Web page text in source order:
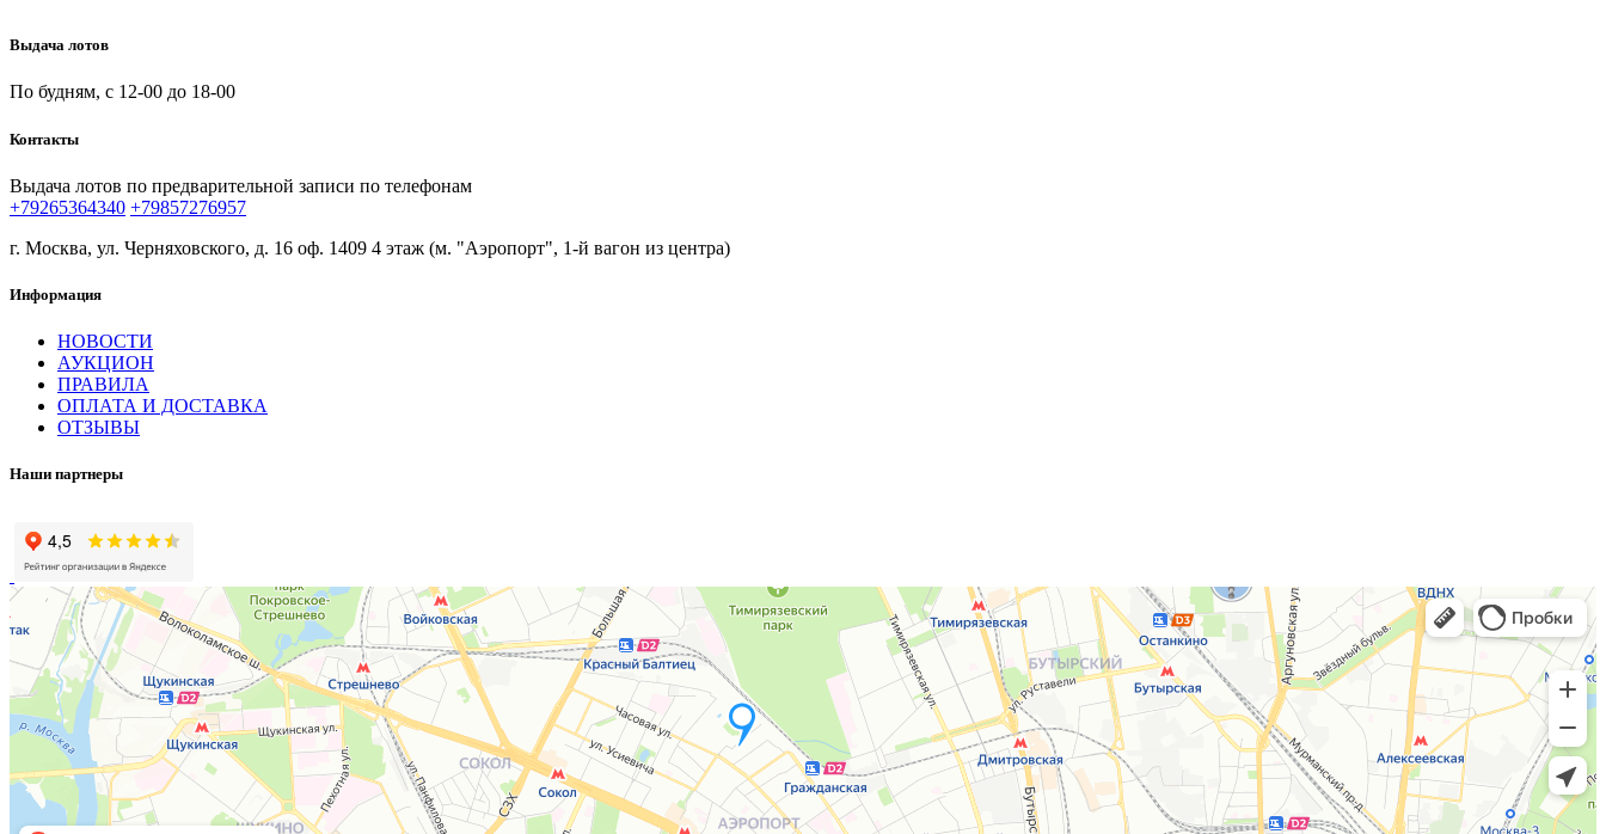
Выдача лотов
По будням, с 12-00 до 18-00
Контакты
Выдача лотов по предварительной записи по телефонам
+79265364340 +79857276957
г. Москва, ул. Черняховского, д. 16 оф. 1409 4 этаж (м. "Аэропорт", 1-й вагон из центра)
Информация
НОВОСТИ
АУКЦИОН
ПРАВИЛА
ОПЛАТА И ДОСТАВКА
ОТЗЫВЫ
Наши партнеры